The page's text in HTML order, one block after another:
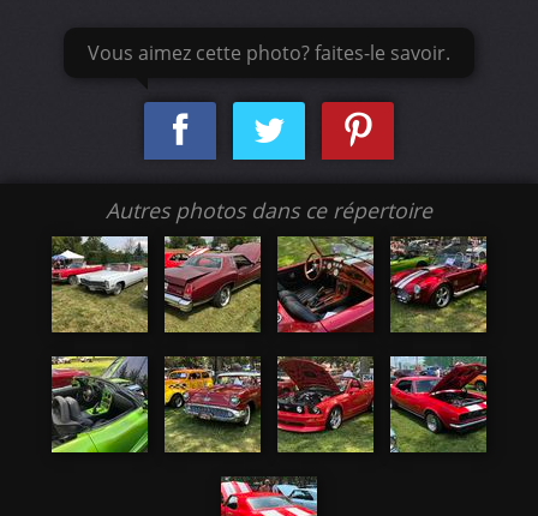
Vous aimez cette photo? faites-le savoir.
Autres photos dans ce répertoire